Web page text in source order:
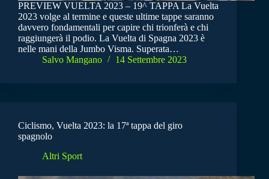
PREVIEW VUELTA 2023 – 19^ TAPPA La Vuelta
2023 volge al termine e queste ultime tappe saranno
davvero fondamentali per capire chi trionferà e chi
raggiungerà il podio. La Vuelta di Spagna 2023 è
nelle mani della Jumbo Visma. Superata…
Salvo Mangano
14 Settembre 2023
Ciclismo, Vuelta 2023: la 17ª tappa del giro
spagnolo
Altri Sport